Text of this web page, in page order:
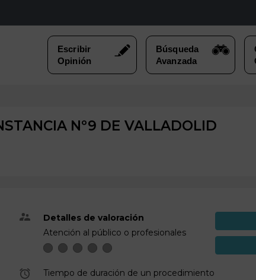
Nº9 DE VALLADOLID
Detalles de valoración
Atención al público o profesionales
Tiempo de duración de un procedimiento